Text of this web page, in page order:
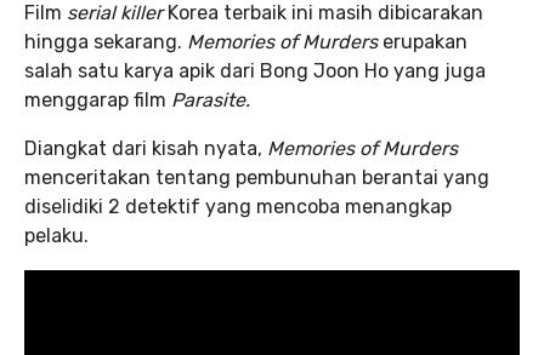
Film serial killerKorea terbaik ini masih dibicarakan
hingga sekarang. Memories of Murders erupakan
salah satu karya apik dari Bong Joon Ho yang juga
menggarap film Parasite.
Diangkat dari kisah nyata, Memories of Murders
menceritakan tentang pembunuhan berantai yang
diselidiki 2 detektif yang mencoba menangkap
pelaku.